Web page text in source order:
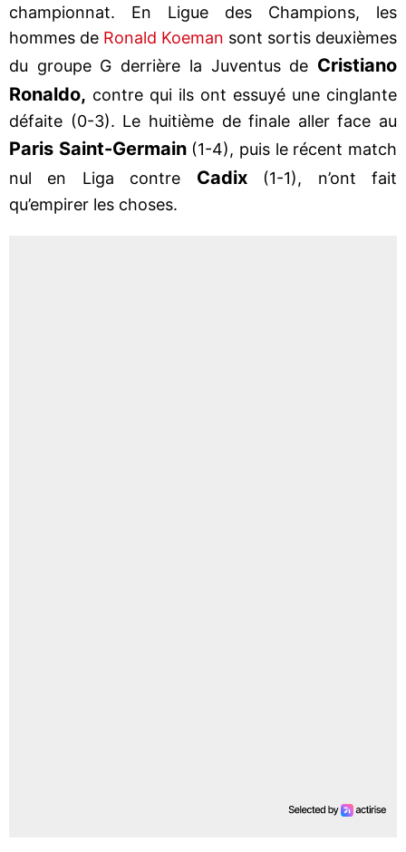
championnat. En Ligue des Champions, les
hommes de Ronald Koeman sont sortis deuxièmes
du groupe G derrière la Juventus de Cristiano
Ronaldo, contre qui ils ont essuyé une cinglante
défaite (0-3). Le huitième de finale aller face au
Paris Saint-Germain(1-4), puis le récent match
nul en Liga contre Cadix(1-1), n’ont fait
qu’empirer les choses.